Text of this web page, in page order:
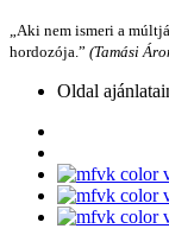
„Aki nem ismeri a
hordozója.” (Tamási
Oldal